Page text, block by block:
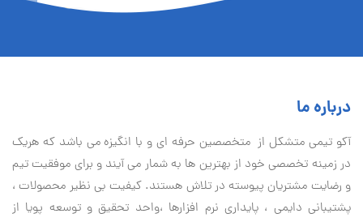
درباره ما
آكو تيمی متشکل از متخصصین حرفه ای و با انگیزه می باشد که هریک
در زمینه تخصصی خود از بهترین ها به شمار می آیند و برای موفقیت تيم
و رضایت مشتریان پیوسته در تلاش هستند. کیفیت بی نظير محصولات ،
پشتیبانی دايمی ، پایداری نرم افزارها ،واحد تحقیق و توسعه پویا از